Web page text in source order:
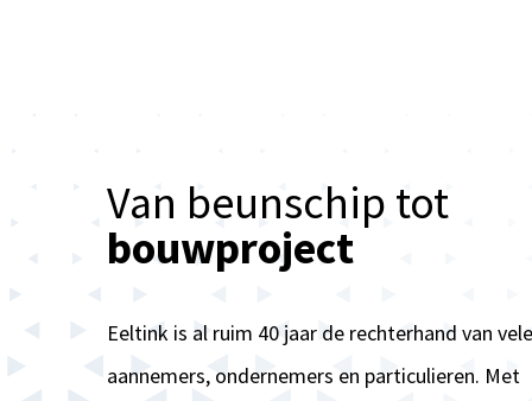
Van beunschip tot
bouwproject
Eeltink is al ruim 40 jaar de rechterhand van vele
aannemers, ondernemers en particulieren. Met